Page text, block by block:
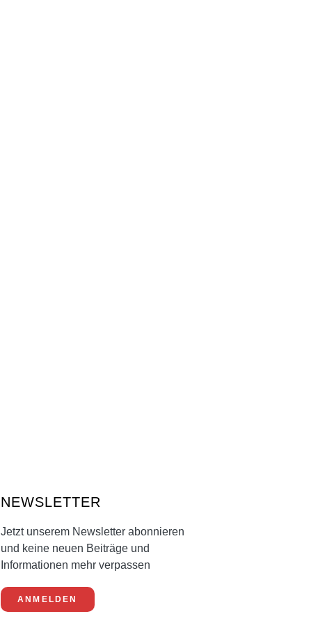
NEWSLETTER
Jetzt unserem Newsletter abonnieren
und keine neuen Beiträge und
Informationen mehr verpassen
ANMELDEN